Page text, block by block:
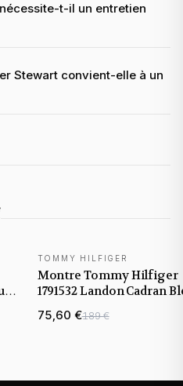
t-il un entretien
Stewart convient-elle à un
TOMMY HILFIGER
Montre Tommy Hilfiger
1791532 Landon Cadran
Bracelet Cuir Marron
75,60 €189 €